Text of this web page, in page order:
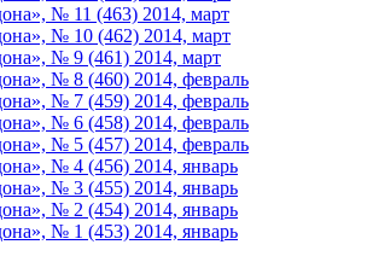
№ 11 (463) 2014, март
№ 10 (462) 2014, март
№ 9 (461) 2014, март
№ 8 (460) 2014, февраль
№ 7 (459) 2014, февраль
№ 6 (458) 2014, февраль
№ 5 (457) 2014, февраль
№ 4 (456) 2014, январь
№ 3 (455) 2014, январь
№ 2 (454) 2014, январь
№ 1 (453) 2014, январь